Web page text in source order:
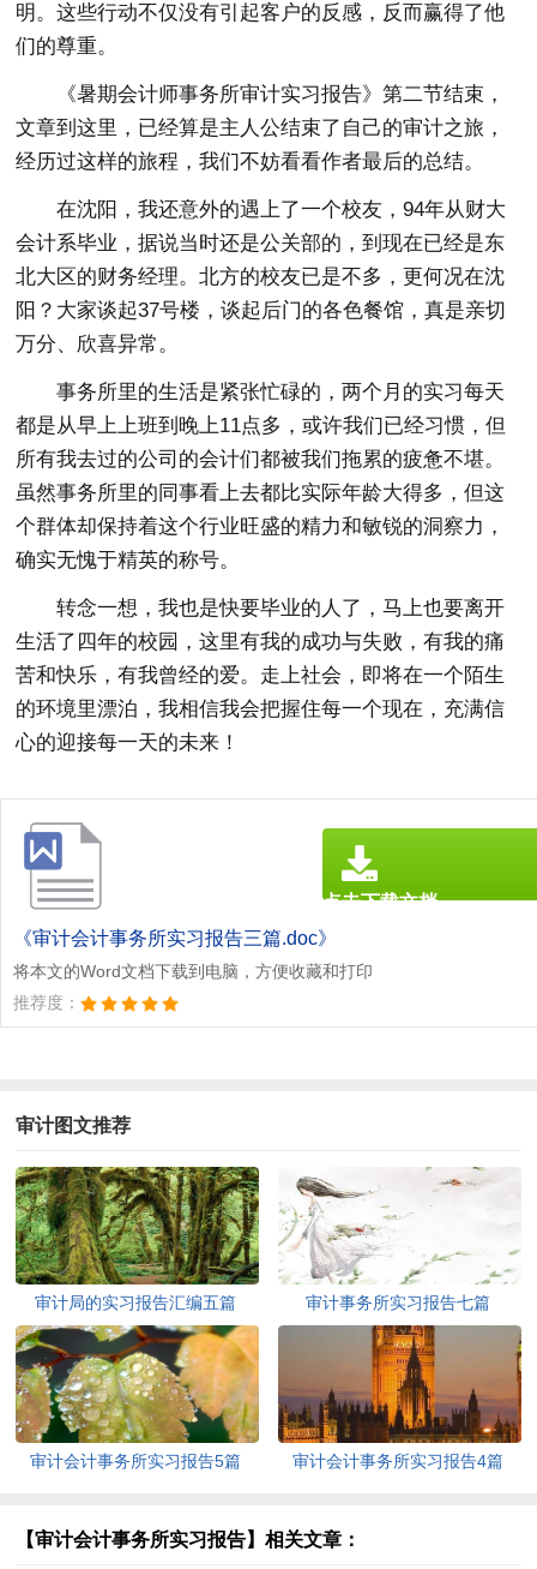
明。这些行动不仅没有引起客户的反感，反而赢得了他
们的尊重。
《暑期会计师事务所审计实习报告》第二节结束，
文章到这里，已经算是主人公结束了自己的审计之旅，
经历过这样的旅程，我们不妨看看作者最后的总结。
在沈阳，我还意外的遇上了一个校友，94年从财大
会计系毕业，据说当时还是公关部的，到现在已经是东
北大区的财务经理。北方的校友已是不多，更何况在沈
阳？大家谈起37号楼，谈起后门的各色餐馆，真是亲切
万分、欣喜异常。
事务所里的生活是紧张忙碌的，两个月的实习每天
都是从早上上班到晚上11点多，或许我们已经习惯，但
所有我去过的公司的会计们都被我们拖累的疲惫不堪。
虽然事务所里的同事看上去都比实际年龄大得多，但这
个群体却保持着这个行业旺盛的精力和敏锐的洞察力，
确实无愧于精英的称号。
转念一想，我也是快要毕业的人了，马上也要离开
生活了四年的校园，这里有我的成功与失败，有我的痛
苦和快乐，有我曾经的爱。走上社会，即将在一个陌生
的环境里漂泊，我相信我会把握住每一个现在，充满信
心的迎接每一天的未来！
《审计会计事务所实习报告三篇.doc》
将本文的Word文档下载到电脑，方便收藏和打印
推荐度：
点击下载文档
文档为doc格式
审计图文推荐
审计局的实习报告汇编五篇 审计事务所实习报告七篇
审计会计事务所实习报告5篇 审计会计事务所实习报告4篇
【审计会计事务所实习报告】相关文章：